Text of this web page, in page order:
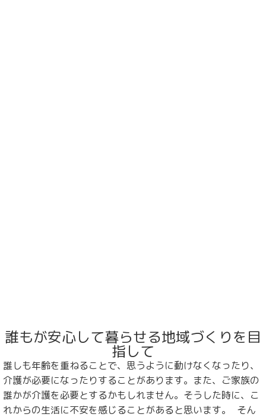
誰もが安心して暮らせる地域づくりを目
指して
誰しも年齢を重ねることで、思うように動けなくなったり、
介護が必要になったりすることがあります。また、ご家族の
誰かが介護を必要とするかもしれません。そうした時に、こ
れからの生活に不安を感じることがあると思います。 そん